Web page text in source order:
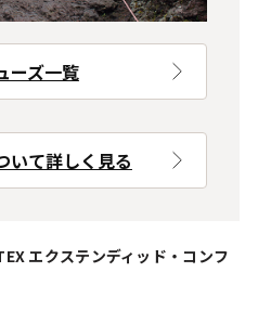
ーズ一覧
いて詳しく見る
エクステンディッド・コンフ